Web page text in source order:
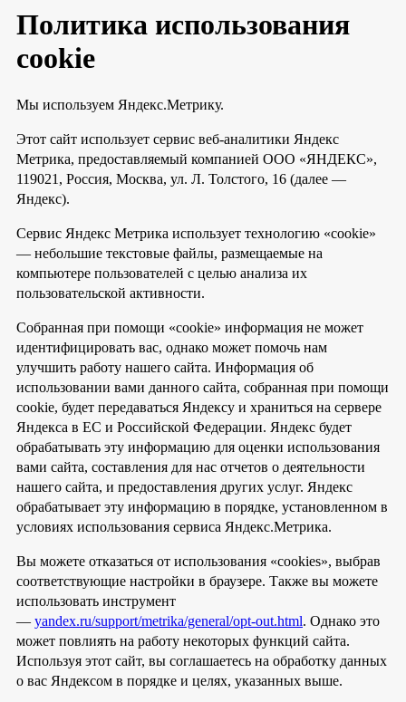
Политика использования
cookie
Мы используем Яндекс.Метрику.
Этот сайт использует сервис веб-аналитики Яндекс
Метрика, предоставляемый компанией ООО «ЯНДЕКС»,
119021, Россия, Москва, ул. Л. Толстого, 16 (далее —
Яндекс).
Сервис Яндекс Метрика использует технологию «cookie»
— небольшие текстовые файлы, размещаемые на
компьютере пользователей с целью анализа их
пользовательской активности.
Собранная при помощи «cookie» информация не может
идентифицировать вас, однако может помочь нам
улучшить работу нашего сайта. Информация об
использовании вами данного сайта, собранная при помощи
cookie, будет передаваться Яндексу и храниться на сервере
Яндекса в ЕС и Российской Федерации. Яндекс будет
обрабатывать эту информацию для оценки использования
вами сайта, составления для нас отчетов о деятельности
нашего сайта, и предоставления других услуг. Яндекс
обрабатывает эту информацию в порядке, установленном в
условиях использования сервиса Яндекс.Метрика.
Вы можете отказаться от использования «cookies», выбрав
соответствующие настройки в браузере. Также вы можете
использовать инструмент
— yandex.ru/support/metrika/general/opt-out.html. Однако это
может повлиять на работу некоторых функций сайта.
Используя этот сайт, вы соглашаетесь на обработку данных
о вас Яндексом в порядке и целях, указанных выше.